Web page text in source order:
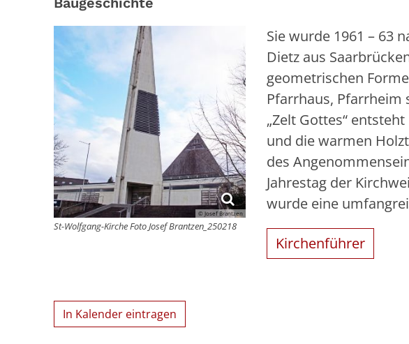
© Josef Brantzen
St-Wolfgang-Kirche Foto Josef Brantzen_250218
Sie wurde 1961 – 63
Dietz aus
geometrischen
Pfarrhaus, Pfarrheim
„Zelt Gottes“
und die warmen
des
Jahrestag der
wurde eine
Kirchenführer
In Kalender eintragen